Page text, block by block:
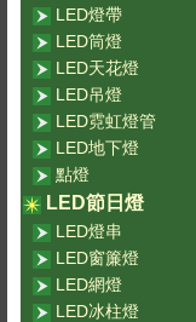
LED燈帶
LED筒燈
LED天花燈
LED吊燈
LED霓虹燈管
LED地下燈
點燈
LED節日燈
LED燈串
LED窗簾燈
LED網燈
LED冰柱燈